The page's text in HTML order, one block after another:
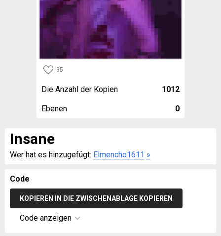
95
Die Anzahl der Kopien 1012
Ebenen 0
Insane
Wer hat es hinzugefügt: Elmencho1611 »
Code
KOPIEREN IN DIE ZWISCHENABLAGE KOPIEREN
Code anzeigen